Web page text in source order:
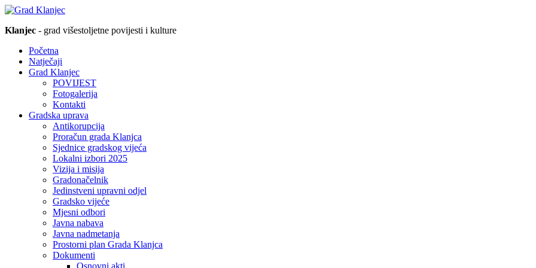
Klanjec - grad višestoljetne povijesti i kulture
Početna
Natječaji
Grad Klanjec
POVIJEST
Fotogalerija
Kontakti
Gradska uprava
Antikorupcija
Proračun grada Klanjca
Sjednice gradskog vijeća
Lokalni izbori 2025
Vizija i misija
Gradonačelnik
Jedinstveni upravni odjel
Gradsko vijeće
Mjesni odbori
Javna nabava
Javna nadmetanja
Prostorni plan Grada Klanjca
Dokumenti
Osnovni akti